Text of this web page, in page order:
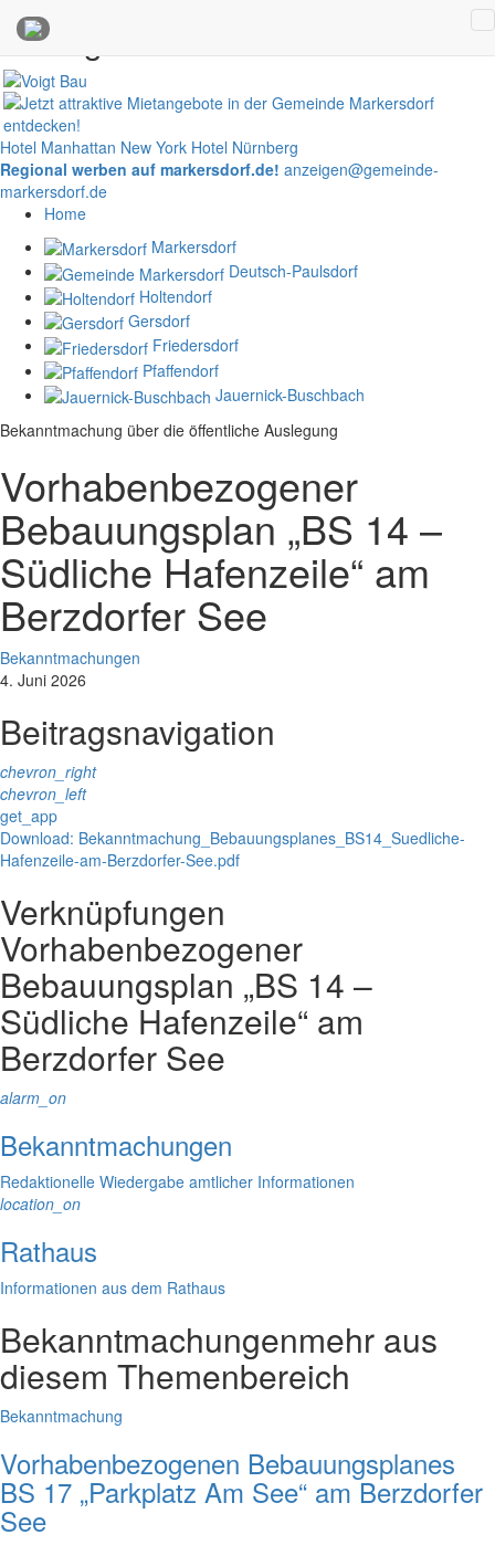
Anzeigen
Hotel Manhattan New York Hotel Nürnberg
Regional werben auf markersdorf.de! anzeigen@gemeinde-
markersdorf.de
Home
Markersdorf
Deutsch-Paulsdorf
Holtendorf
Gersdorf
Friedersdorf
Pfaffendorf
Jauernick-Buschbach
Bekanntmachung über die öffentliche Auslegung
Vorhabenbezogener
Bebauungsplan „BS 14 –
Südliche Hafenzeile“ am
Berzdorfer See
Bekanntmachungen
4. Juni 2026
Beitragsnavigation
chevron_right
chevron_left
get_app
Download: Bekanntmachung_Bebauungsplanes_BS14_Suedliche-
Hafenzeile-am-Berzdorfer-See.pdf
Verknüpfungen
Vorhabenbezogener
Bebauungsplan „BS 14 –
Südliche Hafenzeile“ am
Berzdorfer See
alarm_on
Bekanntmachungen
Redaktionelle Wiedergabe amtlicher Informationen
location_on
Rathaus
Informationen aus dem Rathaus
Bekanntmachungenmehr aus
diesem Themenbereich
Bekanntmachung
Vorhabenbezogenen Bebauungsplanes
BS 17 „Parkplatz Am See“ am Berzdorfer
See